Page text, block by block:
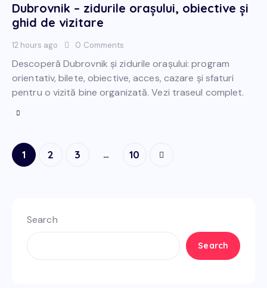
Dubrovnik – zidurile orașului, obiective și
ghid de vizitare
12 hours ago 0 Comments
Descoperă Dubrovnik și zidurile orașului: program
orientativ, bilete, obiective, acces, cazare și sfaturi
pentru o vizită bine organizată. Vezi traseul complet.
Posts
pagination
Page
1 Page
2 Page
3 … Page
10
>
Search
Search